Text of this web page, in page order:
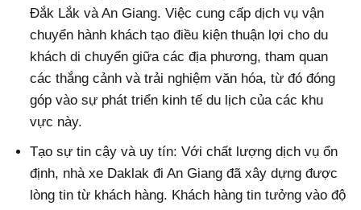
Đắk Lắk và An Giang. Việc cung cấp dịch vụ vận
chuyển hành khách tạo điều kiện thuận lợi cho du
khách di chuyển giữa các địa phương, tham quan
các thắng cảnh và trải nghiệm văn hóa, từ đó đóng
góp vào sự phát triển kinh tế du lịch của các khu
vực này.
Tạo sự tin cậy và uy tín: Với chất lượng dịch vụ ổn
định, nhà xe Daklak đi An Giang đã xây dựng được
lòng tin từ khách hàng. Khách hàng tin tưởng vào độ